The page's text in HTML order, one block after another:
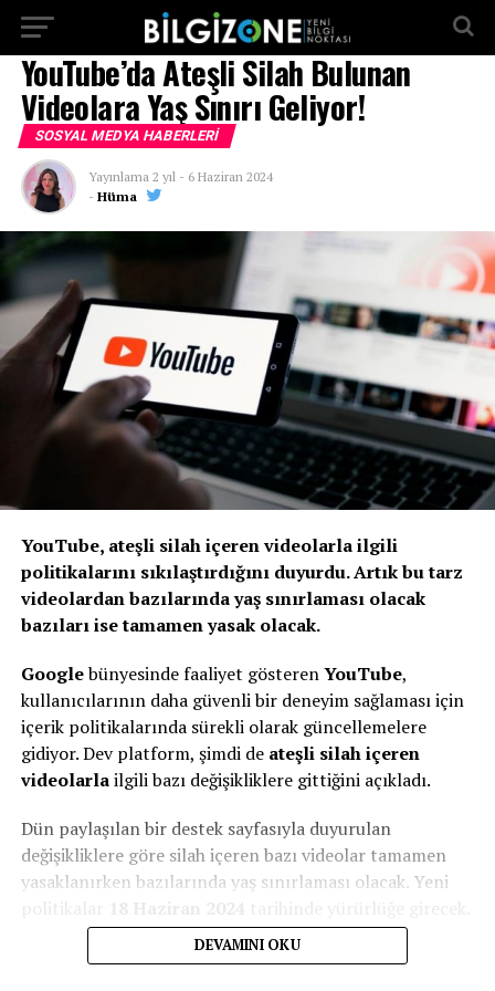
YouTube’da Ateşli Silah Bulunan
Videolara Yaş Sınırı Geliyor!
SOSYAL MEDYA HABERLERI
Yayınlama 2 yıl - 6 Haziran 2024
- Hüma
YouTube, ateşli silah içeren videolarla ilgili
politikalarını sıkılaştırdığını duyurdu. Artık bu tarz
videolardan bazılarında yaş sınırlaması olacak
bazıları ise tamamen yasak olacak.
Googlebünyesinde faaliyet gösterenYouTube,
kullanıcılarının daha güvenli bir deneyim sağlaması için
içerik politikalarında sürekli olarak güncellemelere
gidiyor. Dev platform, şimdi de ateşli silah içeren
videolarlailgili bazı değişikliklere gittiğini açıkladı.
Dün paylaşılan bir destek sayfasıyla duyurulan
değişikliklere göre silah içeren bazı videolar tamamen
yasaklanırken bazılarında yaş sınırlaması olacak. Yeni
DEVAMINI OKU